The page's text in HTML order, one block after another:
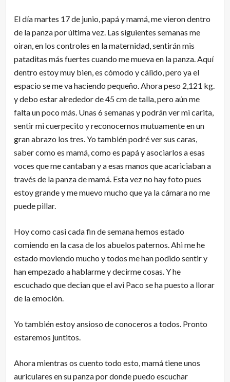
El día martes 17 de junio, papá y mamá, me vieron dentro
de la panza por última vez. Las siguientes semanas me
oiran, en los controles en la maternidad, sentirán mis
pataditas más fuertes cuando me mueva en la panza. Aquí
dentro estoy muy bien, es cómodo y cálido, pero ya el
espacio se me va haciendo pequeño. Ahora peso 2,121 kg.
y debo estar alrededor de 45 cm de talla, pero aún me
falta un poco más. Unas 6 semanas y podrán ver mi carita,
sentir mi cuerpecito y reconocernos mutuamente en un
gran abrazo los tres. Yo también podré ver sus caras,
saber como es mamá, como es papá y asociarlos a esas
voces que me cantaban y a esas manos que acariciaban a
través de la panza de mamá. Esta vez no hay foto pues
estoy grande y me muevo mucho que ya la cámara no me
puede pillar.
Hoy como casi cada fin de semana hemos estado
comiendo en la casa de los abuelos paternos. Ahi me he
estado moviendo mucho y todos me han podido sentir y
han empezado a hablarme y decirme cosas. Y he
escuchado que decian que el avi Paco se ha puesto a llorar
de la emoción.
Yo también estoy ansioso de conoceros a todos. Pronto
estaremos juntitos.
Ahora mientras os cuento todo esto, mamá tiene unos
auriculares en su panza por donde puedo escuchar